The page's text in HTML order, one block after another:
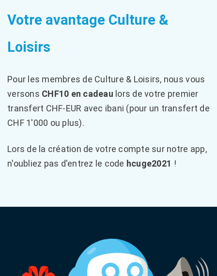
Votre avantage Culture &
Loisirs
Pour les membres de Culture & Loisirs, nous vous
versons CHF10 en cadeau lors de votre premier
transfert CHF-EUR avec ibani (pour un transfert de
CHF 1'000 ou plus).
Lors de la création de votre compte sur notre app,
n'oubliez pas d'entrez le code hcuge2021 !